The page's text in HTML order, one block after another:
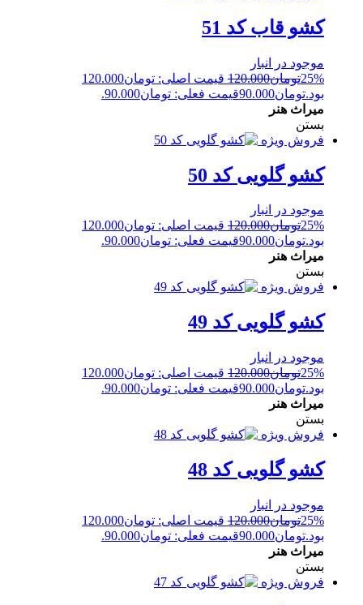
کشو قاب کد 51
موجود در انبار
25%تومان120.000
قیمت اصلی: تومان120.000
بود.تومان90.000قیمت فعلی: تومان90.000.
میراث هنر
بستن
فروش ویژه
کشو گلویی کد 50
موجود در انبار
25%تومان120.000
قیمت اصلی: تومان120.000
بود.تومان90.000قیمت فعلی: تومان90.000.
میراث هنر
بستن
فروش ویژه
کشو گلویی کد 49
موجود در انبار
25%تومان120.000
قیمت اصلی: تومان120.000
بود.تومان90.000قیمت فعلی: تومان90.000.
میراث هنر
بستن
فروش ویژه
کشو گلویی کد 48
موجود در انبار
25%تومان120.000
قیمت اصلی: تومان120.000
بود.تومان90.000قیمت فعلی: تومان90.000.
میراث هنر
بستن
فروش ویژه